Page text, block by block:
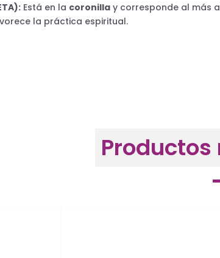
Está en la coronilla y corresponde al más
la práctica espiritual.